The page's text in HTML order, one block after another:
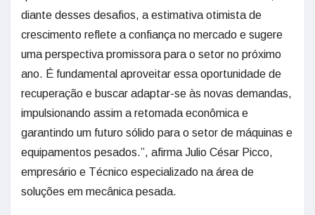
diante desses desafios, a estimativa otimista de
crescimento reflete a confiança no mercado e sugere
uma perspectiva promissora para o setor no próximo
ano. É fundamental aproveitar essa oportunidade de
recuperação e buscar adaptar-se às novas demandas,
impulsionando assim a retomada econômica e
garantindo um futuro sólido para o setor de máquinas e
equipamentos pesados.”, afirma Julio César Picco,
empresário e Técnico especializado na área de
soluções em mecânica pesada.